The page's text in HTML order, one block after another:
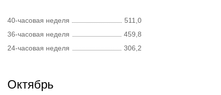
40-часовая неделя
511,0
36-часовая неделя
459,8
24-часовая неделя
306,2
Октябрь